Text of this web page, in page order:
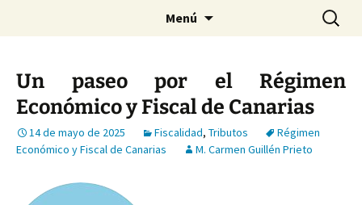
Menú Buscar:
Un paseo por el Régimen
Económico y Fiscal de Canarias
14 de mayo de 2025 Fiscalidad, Tributos
Régimen
Económico y Fiscal de Canarias
M. Carmen Guillén Prieto